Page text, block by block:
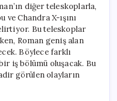
diğer teleskoplarla,
Chandra X-ışını
Bu teleskoplar
Roman geniş alan
Böylece farklı
iş bölümü oluşacak. Bu
görülen olayların